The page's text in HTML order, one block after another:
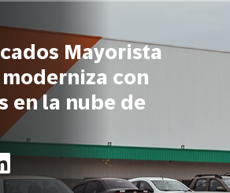
Mayorista
moderniza con
en la nube de